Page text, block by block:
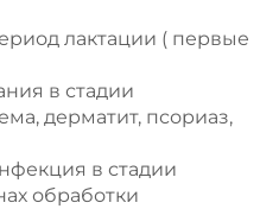
лактации ( первые
в стадии
дерматит, псориаз,
в стадии
обработки